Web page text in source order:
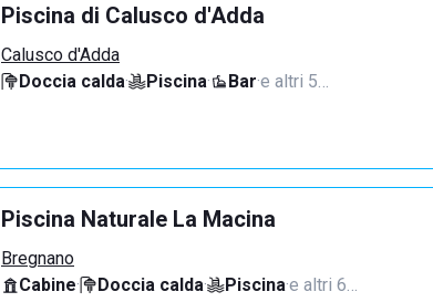
Piscina di Calusco d'Adda
Calusco d'Adda
Doccia calda· Piscina· Bar·e altri 5…
Piscina Naturale La Macina
Bregnano
Cabine· Doccia calda· Piscina·e altri 6…